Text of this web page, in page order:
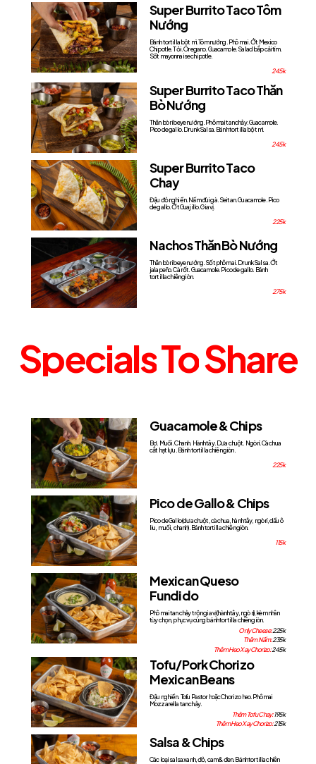
Super Burrito Taco Tôm
Nướng
Bánh tortilla bột mì. Tôm nướng. Phô mai. Ớt Mexico
Chipotle. Tỏi. Oregano. Guacamole. Salad bắp cải tím.
Sốt mayonnaise chipotle.
245k
Super Burrito Taco Thăn
Bò Nướng
Thăn bò ribeye nướng. Phô mai tan chảy. Guacamole.
Pico de gallo. Drunk Salsa. Bánh tortilla bột mì.
245k
Super Burrito Taco
Chay
Đậu đỏ nghiền. Nấm đùi gà. Seitan. Guacamole. Pico
de gallo. Ớt Guajillo. Gia vị.
225k
Nachos Thăn Bò Nướng
Thăn bò ribeye nướng. Sốt phô mai. Drunk Salsa. Ớt
jalapeño. Cà rốt. Guacamole. Pico de gallo. Bánh
tortilla chiên giòn.
275k
SpecialsToShare
Guacamole & Chips
Bơ. Muối. Chanh. Hành tây. Dưa chuột. Ngò rí. Cà chua
cắt hạt lựu. Bánh tortilla chiên giòn.
225k
Pico de Gallo & Chips
Pico de Gallo (dưa chuột, cà chua, hành tây, ngò rí, dầu ô
liu, muối, chanh). Bánh tortilla chiên giòn.
115k
Mexican Queso
Fundido
Phô mai tan chảy trộn gia vị (hành tây, ngò rí), kèm nhân
tùy chọn, phục vụ cùng bánh tortilla chiên giòn.
Only Cheese:225k
Thêm Nấm:235k
Thêm Heo Xay Chorizo:245k
Tofu/Pork Chorizo
Mexican Beans
Đậu nghiền. Tofu Pastor hoặc Chorizo heo. Phô mai
Mozzarella tan chảy.
Thêm Tofu Chay:195k
Thêm Heo Xay Chorizo:215k
Salsa & Chips
Các loại salsa xanh, đỏ, cam & đen. Bánh tortilla chiên